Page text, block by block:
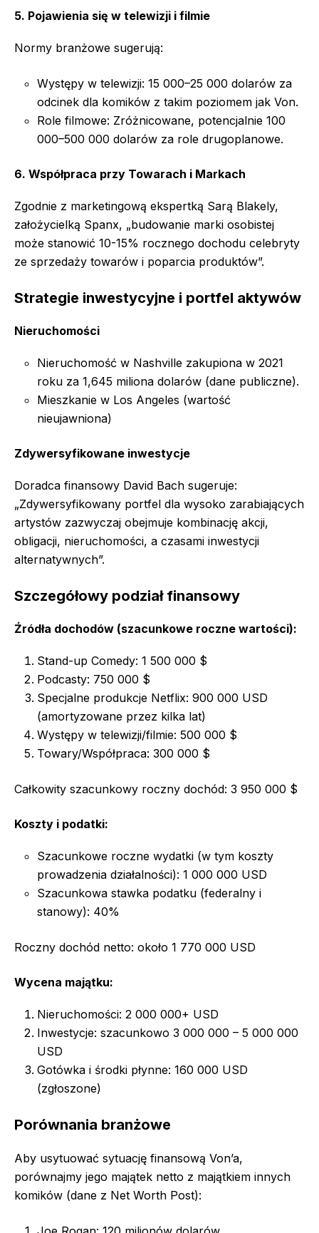
5. Pojawienia się w telewizji i filmie
Normy branżowe sugerują:
Występy w telewizji: 15 000–25 000 dolarów za
odcinek dla komików z takim poziomem jak Von.
Role filmowe: Zróżnicowane, potencjalnie 100
000–500 000 dolarów za role drugoplanowe.
6. Współpraca przy Towarach i Markach
Zgodnie z marketingową ekspertką Sarą Blakely,
założycielką Spanx, „budowanie marki osobistej
może stanowić 10-15% rocznego dochodu celebryty
ze sprzedaży towarów i poparcia produktów”.
Strategie inwestycyjne i portfel aktywów
Nieruchomości
Nieruchomość w Nashville zakupiona w 2021
roku za 1,645 miliona dolarów (dane publiczne).
Mieszkanie w Los Angeles (wartość
nieujawniona)
Zdywersyfikowane inwestycje
Doradca finansowy David Bach sugeruje:
„Zdywersyfikowany portfel dla wysoko zarabiających
artystów zazwyczaj obejmuje kombinację akcji,
obligacji, nieruchomości, a czasami inwestycji
alternatywnych”.
Szczegółowy podział finansowy
Źródła dochodów (szacunkowe roczne wartości):
Stand-up Comedy: 1 500 000 $
Podcasty: 750 000 $
Specjalne produkcje Netflix: 900 000 USD
(amortyzowane przez kilka lat)
Występy w telewizji/filmie: 500 000 $
Towary/Współpraca: 300 000 $
Całkowity szacunkowy roczny dochód: 3 950 000 $
Koszty i podatki:
Szacunkowe roczne wydatki (w tym koszty
prowadzenia działalności): 1 000 000 USD
Szacunkowa stawka podatku (federalny i
stanowy): 40%
Roczny dochód netto: około 1 770 000 USD
Wycena majątku:
Nieruchomości: 2 000 000+ USD
Inwestycje: szacunkowo 3 000 000 – 5 000 000
USD
Gotówka i środki płynne: 160 000 USD
(zgłoszone)
Porównania branżowe
Aby usytuować sytuację finansową Von’a,
porównajmy jego majątek netto z majątkiem innych
komików (dane z Net Worth Post):